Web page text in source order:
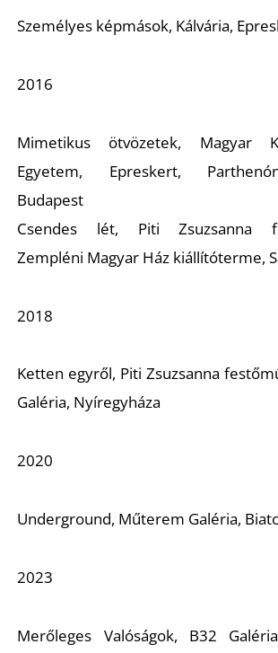
Személyes képmások, Kálvária,
2016
Mimetikus ötvözetek, Magyar
Egyetem, Epreskert,
Budapest
Csendes lét, Piti Zsuzsanna
Zempléni Magyar Ház kiállítóterme,
2018
Ketten egyről, Piti Zsuzsanna
Galéria, Nyíregyháza
2020
Underground, Műterem Galéria,
2023
Merőleges Valóságok, B32